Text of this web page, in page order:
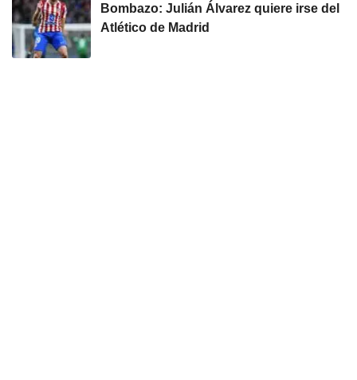
Bombazo: Julián Álvarez quiere irse del
Atlético de Madrid